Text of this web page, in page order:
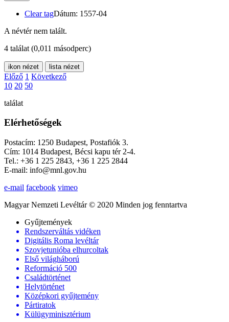
Clear tagDátum: 1557-04
A névtér nem talált.
4 találat (0,011 másodperc)
ikon nézet lista nézet
Előző 1 Következő
10 20 50
találat
Elérhetőségek
Postacím: 1250 Budapest, Postafiók 3.
Cím: 1014 Budapest, Bécsi kapu tér 2-4.
Tel.: +36 1 225 2843, +36 1 225 2844
E-mail: info@mnl.gov.hu
e-mail facebook vimeo
Magyar Nemzeti Levéltár © 2020 Minden jog fenntartva
Gyűjtemények
Rendszerváltás vidéken
Digitális Roma levéltár
Szovjetunióba elhurcoltak
Első világháború
Reformáció 500
Családtörténet
Helytörténet
Középkori gyűjtemény
Pártiratok
Külügyminisztérium